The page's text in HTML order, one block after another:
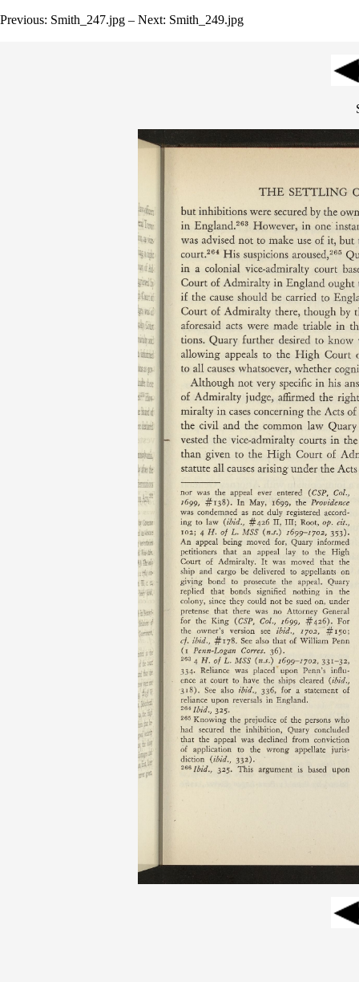
Previous: Smith_247.jpg – Next: Smith_249.jpg